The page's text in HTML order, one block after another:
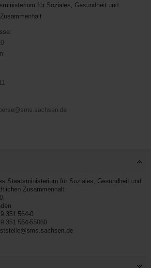
für Soziales, Gesundheit und
Staatsministerium für Soziales, Gesundheit und
Zusammenhalt
351 564-0
351 564-55060